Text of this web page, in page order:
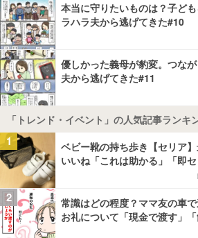
本当に守りたいものは？子ど
ラハラ夫から逃げてきた#10
優しかった義母が豹変。つな
夫から逃げてきた#11
「トレンド・イベント」の人気記事ランキ
1
ベビー靴の持ち歩き【セリア
いいね「これは助かる」「即セ
2
常識はどの程度？ママ友の車
お礼について「現金で渡す」「